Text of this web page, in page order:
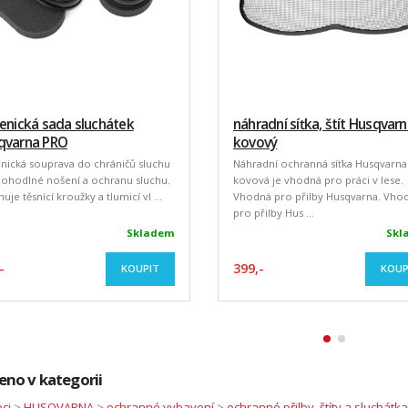
sada sluchátek
PRO
souprava do chráničů sluchu
nošení a ochranu sluchu.
těsnící kroužky a tlumicí vl ...
Skladem
KOUPIT
náhradní síťka, štít
kovový
Náhradní ochranná síťka Husqvarna
kovová je vhodná pro práci v lese.
Vhodná pro přilby Husqvarna.
pro přilby Hus ...
399,-
v kategorii